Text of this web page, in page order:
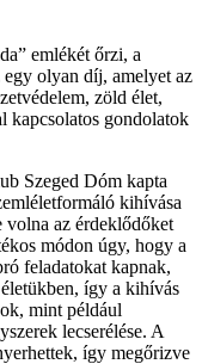
emlékét őrzi, a
olyan díj, amelyet az
zöld élet,
kapcsolatos gondolatok
Szeged Dóm kapta
kihívása
az érdeklődőket
módon úgy, hogy a
feladatokat kapnak,
így a kihívás
mint például
lecserélése. A
így megőrizve